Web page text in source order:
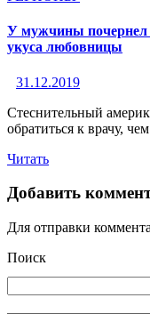
У мужчины почернел
укуса любовницы
31.12.2019
Стеснительный
обратиться к врачу,
Читать
Добавить
Для отправки
Поиск